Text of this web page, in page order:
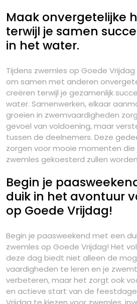
Maak onvergetelijke
terwijl je samen
in het water.
Tijdens zwemles op Goede
om samen met anderen
creëren terwijl je gezamenlijk
water. Samenwerken, elkaar
groeien in zwemvaardigheden
gevoel van voldoening, maar
tussen de deelnemers. Deze
zorgen voor mooie momenten die
zwemles gekoesterd zullen
Begin je
duik in het avontuur
op Goede Vrijdag!
Begin je paasweekend met een
zwemles op Goede Vrijdag! Het
deze dag biedt niet alleen de
vaardigheden te leren en je
verbeteren, maar het zorgt ook
en actieve start van de